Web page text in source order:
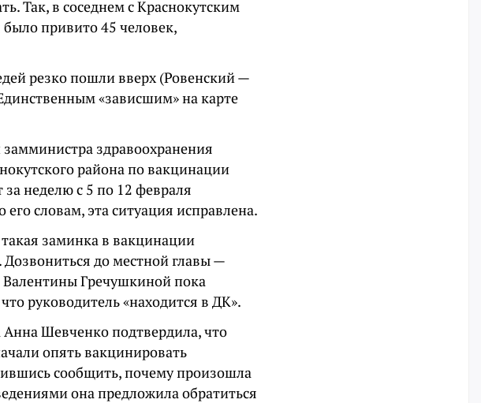
Так, в соседнем с Краснокутским
привито 45 человек,
резко пошли вверх (Ровенский —
«зависшим» на карте
здравоохранения
района по вакцинации
неделю с 5 по 12 февраля
словам, эта ситуация исправлена.
заминка в вакцинации
Дозвониться до местной главы —
Валентины Гречушкиной пока
руководитель «находится в ДК».
Шевченко подтвердила, что
опять вакцинировать
сообщить, почему произошла
она предложила обратиться